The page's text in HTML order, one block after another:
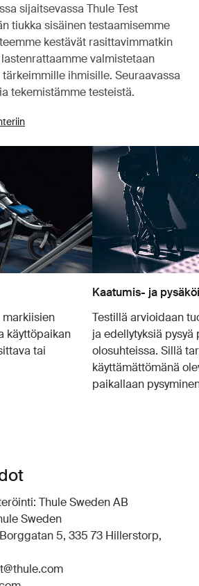
sijaitsevassa Thule Test
tiukka sisäinen testaamisemme
kestävät rasittavimmatkin
valmistetaan
ihmisille. Seuraavassa
tekemistämme testeistä.
markiisien
käyttöpaikan
tai
Kaatumis- ja
Testillä arvioidaan
ja edellytyksiä pysyä
olosuhteissa. Sillä
käyttämättömänä
paikallaan
Thule Sweden AB
Sweden
5, 335 73 Hillerstorp,